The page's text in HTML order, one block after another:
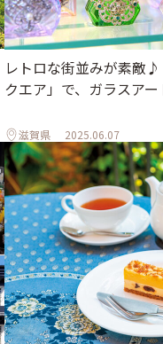
レトロな街並みが素敵
クエア」で、ガラスア
滋賀県 2025.06.07